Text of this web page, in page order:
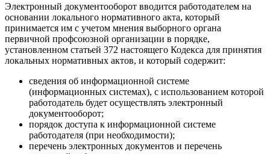
Электронный документооборот вводится работодателем на
основании локального нормативного акта, который
принимается им с учетом мнения выборного органа
первичной профсоюзной организации в порядке,
установленном статьей 372 настоящего Кодекса для принятия
локальных нормативных актов, и который содержит:
сведения об информационной системе
(информационных системах), с использованием которой
работодатель будет осуществлять электронный
документооборот;
порядок доступа к информационной системе
работодателя (при необходимости);
перечень электронных документов и перечень